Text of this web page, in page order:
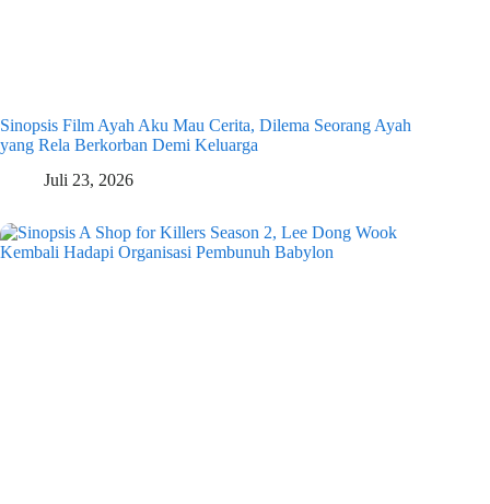
Sinopsis Film Ayah Aku Mau Cerita, Dilema Seorang Ayah
yang Rela Berkorban Demi Keluarga
Juli 23, 2026